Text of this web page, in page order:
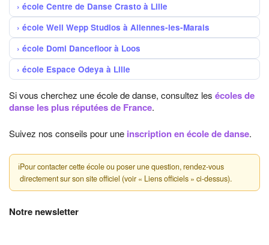
école Centre de Danse Crasto à Lille
école Well Wepp Studios à Allennes-les-Marais
école Domi Dancefloor à Loos
école Espace Odeya à Lille
Si vous cherchez une école de danse, consultez les écoles de
danse les plus réputées de France.
Suivez nos conseils pour une inscription en école de danse.
ℹPour contacter cette école ou poser une question, rendez-vous
directement sur son site officiel (voir « Liens officiels » ci-dessus).
Notre newsletter